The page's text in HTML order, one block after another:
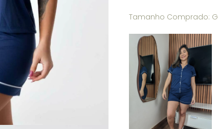
Tamanho Comprado: G